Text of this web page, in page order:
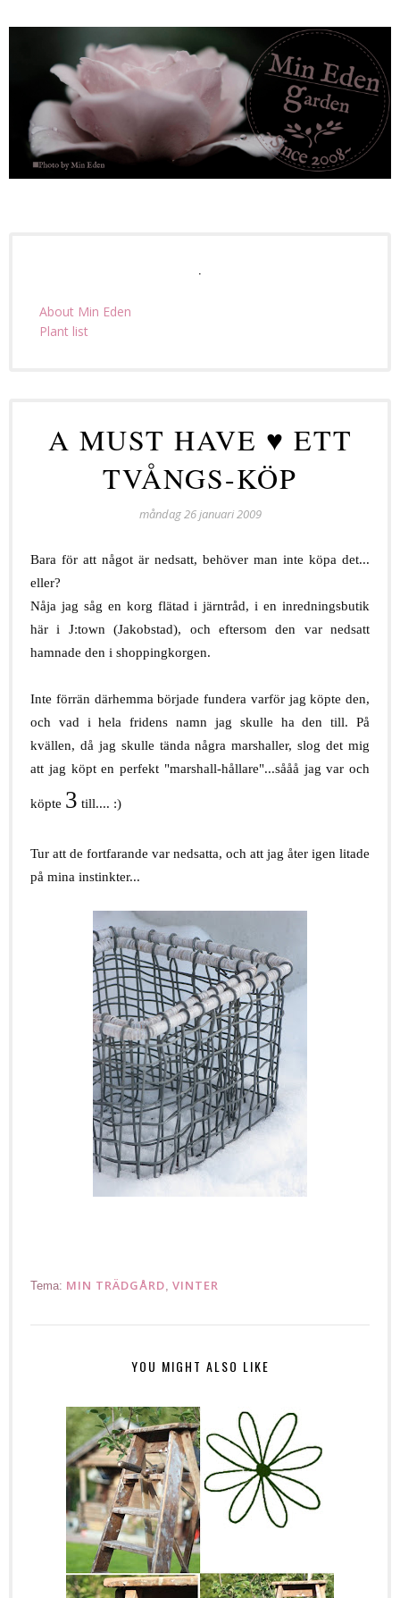
About Min Eden
Plant list
A MUST HAVE ♥ ETT
TVÅNGS-KÖP
måndag 26 januari 2009
Bara för att något är nedsatt, behöver man inte köpa det...
eller?
Nåja jag såg en korg flätad i järntråd, i en inredningsbutik
här i J:town (Jakobstad), och eftersom den var nedsatt
hamnade den i shoppingkorgen.
Inte förrän därhemma började fundera varför jag köpte den,
och vad i hela fridens namn jag skulle ha den till. På
kvällen, då jag skulle tända några marshaller, slog det mig
att jag köpt en perfekt "marshall-hållare"...sååå jag var och
köpte 3 till.... :)
Tur att de fortfarande var nedsatta, och att jag åter igen litade
på mina instinkter...
Tema: MIN TRÄDGÅRD VINTER
YOU MIGHT ALSO LIKE